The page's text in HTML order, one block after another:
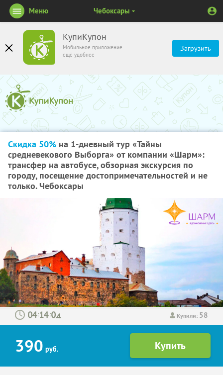
КупиКупон
Мобильное приложение
ещё удобнее
Загрузить
Меню Чебоксары
Скидка 50% на 1-дневный тур «Тайны
средневекового Выборга» от компании «Шарм»:
трансфер на автобусе, обзорная экскурсия по
городу, посещение достопримечательностей и не
только. Чебоксары
Купили: 58
: :
390 руб.